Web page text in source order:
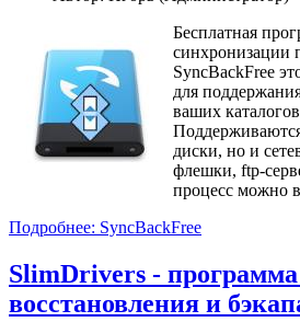
Бесплатная
синхронизации
SyncBackFree
для
ваших
диски, но и
флешки, ftp-
процесс можно
Подробнее: SyncBackFree
SlimDrivers -
восстановления и